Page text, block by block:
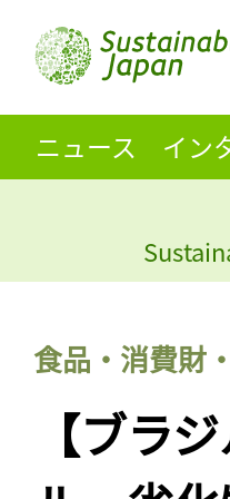
ニュース イン
食品・消費財
【ブラ